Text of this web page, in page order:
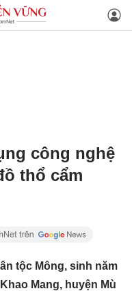
công nghệ
thổ cẩm
tộc Mông, sinh năm
Mang, huyện Mù